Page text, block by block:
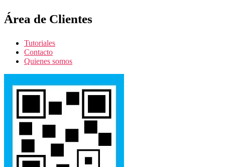
Área de Clientes
Tutoriales
Contacto
Quienes somos